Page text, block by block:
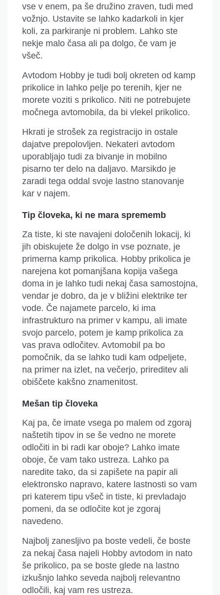
vse v enem, pa še družino zraven, tudi med
vožnjo. Ustavite se lahko kadarkoli in kjer
koli, za parkiranje ni problem. Lahko ste
nekje malo časa ali pa dolgo, če vam je
všeč.
Avtodom Hobby je tudi bolj okreten od kamp
prikolice in lahko pelje po terenih, kjer ne
morete voziti s prikolico. Niti ne potrebujete
močnega avtomobila, da bi vlekel prikolico.
Hkrati je strošek za registracijo in ostale
dajatve prepolovljen. Nekateri avtodom
uporabljajo tudi za bivanje in mobilno
pisarno ter delo na daljavo. Marsikdo je
zaradi tega oddal svoje lastno stanovanje
kar v najem.
Tip človeka, ki ne mara sprememb
Za tiste, ki ste navajeni določenih lokacij, ki
jih obiskujete že dolgo in vse poznate, je
primerna kamp prikolica. Hobby prikolica je
narejena kot pomanjšana kopija vašega
doma in je lahko tudi nekaj časa samostojna,
vendar je dobro, da je v bližini elektrike ter
vode. Če najamete parcelo, ki ima
infrastrukturo na primer v kampu, ali imate
svojo parcelo, potem je kamp prikolica za
vas prava odločitev. Avtomobil pa bo
pomočnik, da se lahko tudi kam odpeljete,
na primer na izlet, na večerjo, prireditev ali
obiščete kakšno znamenitost.
Mešan tip človeka
Kaj pa, če imate vsega po malem od zgoraj
naštetih tipov in se še vedno ne morete
odločiti in bi radi kar oboje? Lahko imate
oboje, če vam tako ustreza. Lahko pa
naredite tako, da si zapišete na papir ali
elektronsko napravo, katere lastnosti so vam
pri katerem tipu všeč in tiste, ki prevladajo
pomeni, da se odločite kot je zgoraj
navedeno.
Najbolj zanesljivo pa boste vedeli, če boste
za nekaj časa najeli Hobby avtodom in nato
še prikolico, pa se boste glede na lastno
izkušnjo lahko seveda najbolj relevantno
odločili, kaj vam res ustreza.